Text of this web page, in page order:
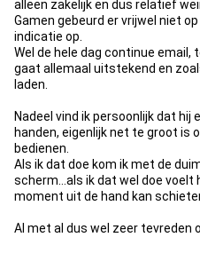
alleen zakelijk en dus relatief
Gamen gebeurd er vrijwel niet
indicatie op.
Wel de hele dag continue
gaat allemaal uitstekend en
laden.
Nadeel vind ik persoonlijk dat hij
handen, eigenlijk net te groot is
bedienen.
Als ik dat doe kom ik met de
scherm...als ik dat wel doe
moment uit de hand kan
Al met al dus wel zeer tevreden